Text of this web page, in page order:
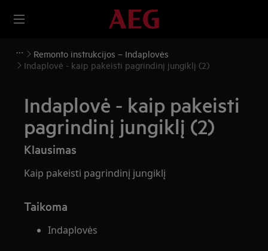
Remonto instrukcijos – Indaplovės
Indaplovė - kaip pakeisti pagrindinį jungiklį (2)
Indaplovė - kaip pakeisti
pagrindinį jungiklį (2)
Klausimas
Kaip pakeisti pagrindinį jungiklį
Taikoma
Indaplovės